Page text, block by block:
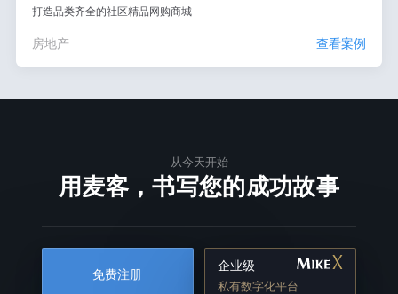
打造品类齐全的社区精品网购商城
房地产 查看案例
从今天开始
用麦客，书写您的成功故事
免费注册
企业级
私有数字化平台